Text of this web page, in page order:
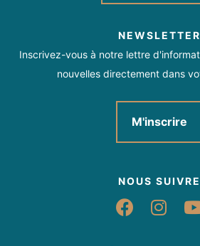
NEWSLETTER
Inscrivez-vous à notre lettre
nouvelles directement dans
M'inscrire
NOUS SUIVRE